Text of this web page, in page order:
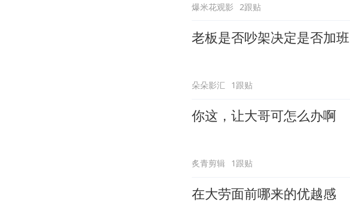
爆米花观影 2跟贴
老板是否吵架决定是否加班
朵朵影汇 1跟贴
你这，让大哥可怎么办啊
炙青剪辑 1跟贴
在大劳面前哪来的优越感